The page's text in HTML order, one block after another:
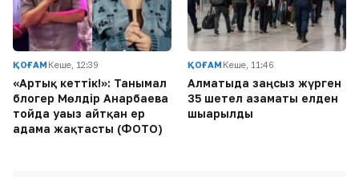
ҚОҒАМ Кеше, 12:39
«Артық кеттік!»: Танымал
блогер Мөлдір Анарбаева
тойда уағыз айтқан ер
адамға жақтасты (ФОТО)
ҚОҒАМ Кеше, 11:46
Алматыда заңсыз жүрген
35 шетел азаматы елден
шығарылды